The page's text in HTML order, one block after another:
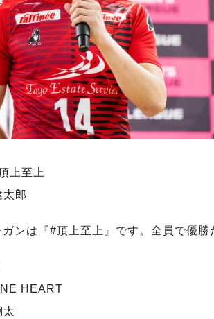
上至上
郎
ガンは『#頂上至上』です。全員で優勝
HEART
太